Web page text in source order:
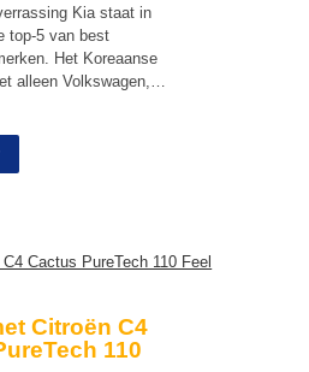
Kia staat in
top-5 van best
Het Koreaanse
alleen Volkswagen,…
Citroën C4
110